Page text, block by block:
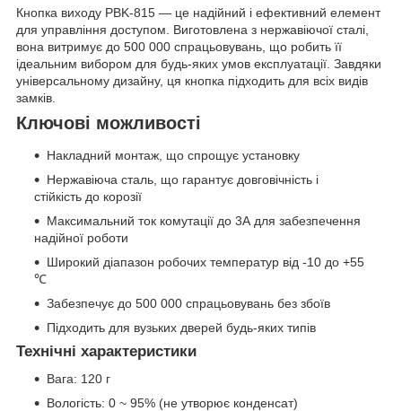
Кнопка виходу PBK-815 — це надійний і ефективний елемент
для управління доступом. Виготовлена з нержавіючої сталі,
вона витримує до 500 000 спрацьовувань, що робить її
ідеальним вибором для будь-яких умов експлуатації. Завдяки
універсальному дизайну, ця кнопка підходить для всіх видів
замків.
Ключові можливості
Накладний монтаж, що спрощує установку
Нержавіюча сталь, що гарантує довговічність і
стійкість до корозії
Максимальний ток комутації до 3А для забезпечення
надійної роботи
Широкий діапазон робочих температур від -10 до +55
℃
Забезпечує до 500 000 спрацьовувань без збоїв
Підходить для вузьких дверей будь-яких типів
Технічні характеристики
Вага: 120 г
Вологість: 0 ~ 95% (не утворює конденсат)